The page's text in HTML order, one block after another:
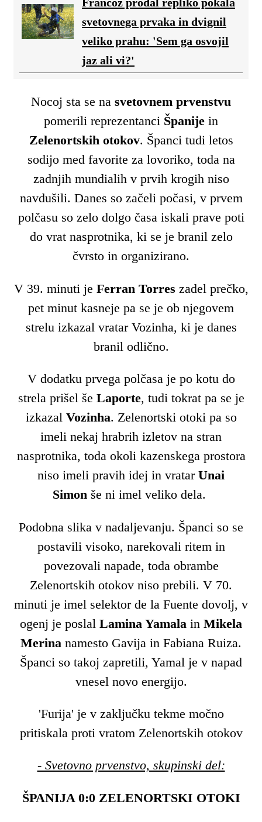
svetovnega prvaka in dvignil
veliko prahu: 'Sem ga osvojil
jaz ali vi?'
Nocoj sta se na svetovnem prvenstvu
pomerili reprezentanci Španije in
Zelenortskih otokov. Španci tudi letos
sodijo med favorite za lovoriko, toda na
zadnjih mundialih v prvih krogih niso
navdušili. Danes so začeli počasi, v prvem
polčasu so zelo dolgo časa iskali prave poti
do vrat nasprotnika, ki se je branil zelo
čvrsto in organizirano.
V 39. minuti je Ferran Torres zadel prečko,
pet minut kasneje pa se je ob njegovem
strelu izkazal vratar Vozinha, ki je danes
branil odlično.
V dodatku prvega polčasa je po kotu do
strela prišel še Laporte, tudi tokrat pa se je
izkazal Vozinha. Zelenortski otoki pa so
imeli nekaj hrabrih izletov na stran
nasprotnika, toda okoli kazenskega prostora
niso imeli pravih idej in vratar Unai
Simon še ni imel veliko dela.
Podobna slika v nadaljevanju. Španci so se
postavili visoko, narekovali ritem in
povezovali napade, toda obrambe
Zelenortskih otokov niso prebili. V 70.
minuti je imel selektor de la Fuente dovolj, v
ogenj je poslal Lamina Yamala in Mikela
Merina namesto Gavija in Fabiana Ruiza.
Španci so takoj zapretili, Yamal je v napad
vnesel novo energijo.
'Furija' je v zaključku tekme močno
pritiskala proti vratom Zelenortskih otokov
- Svetovno prvenstvo, skupinski del:
ŠPANIJA 0:0 ZELENORTSKI OTOKI